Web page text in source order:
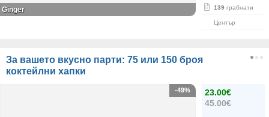
139 грабнати
Център
Ginger
За вашето вкусно парти: 75 или 150 броя
коктейлни хапки
23.00€
45.00€
-49%